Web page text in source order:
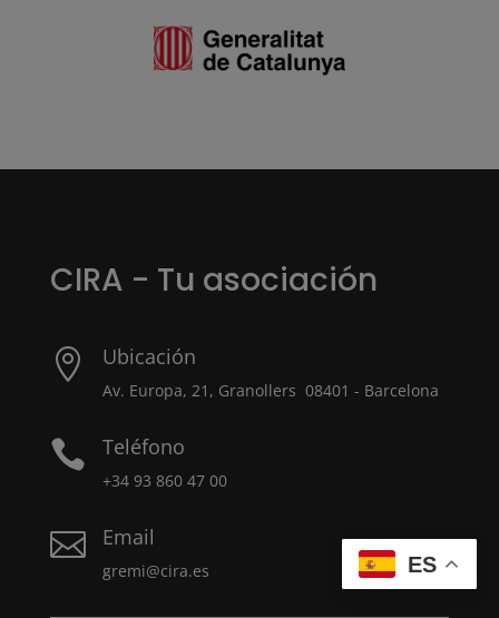
CIRA - Tu asociación
 Ubicación
Av. Europa, 21, Granollers 08401 - Barcelona
 Teléfono
+34 93 860 47 00
 Email
gremi@cira.es ES